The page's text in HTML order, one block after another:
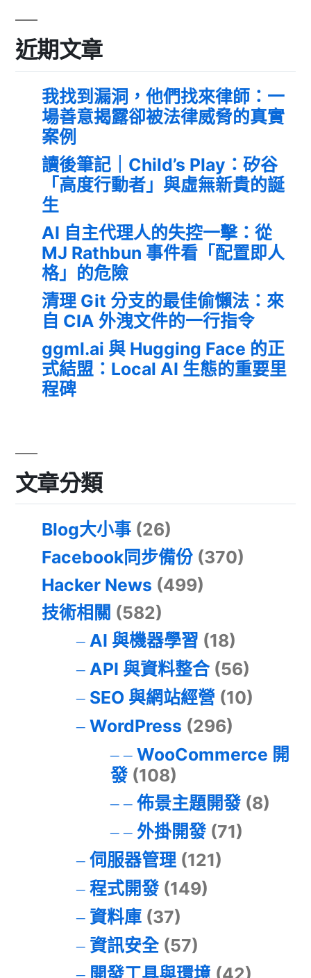
近期文章
我找到漏洞，他們找來律師：一
場善意揭露卻被法律威脅的真實
案例
讀後筆記｜Child’s Play：矽谷
「高度行動者」與虛無新貴的誕
生
AI 自主代理人的失控一擊：從
MJ Rathbun 事件看「配置即人
格」的危險
清理 Git 分支的最佳偷懶法：來
自 CIA 外洩文件的一行指令
ggml.ai 與 Hugging Face 的正
式結盟：Local AI 生態的重要里
程碑
文章分類
Blog大小事 (26)
Facebook同步備份 (370)
Hacker News (499)
技術相關 (582)
AI 與機器學習 (18)
API 與資料整合(56)
SEO 與網站經營 (10)
WordPress (296)
WooCommerce 開
發(108)
佈景主題開發(8)
外掛開發(71)
伺服器管理(121)
程式開發(149)
資料庫(37)
資訊安全(57)